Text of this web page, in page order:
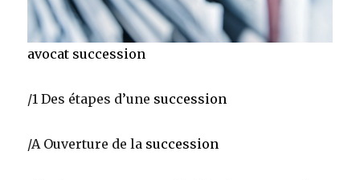
avocat succession
/1 Des étapes d’une succession
/A Ouverture de la succession